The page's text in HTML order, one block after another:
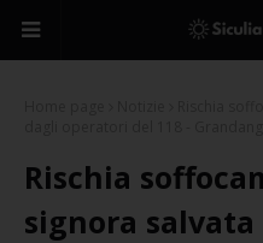
Rischia
signora